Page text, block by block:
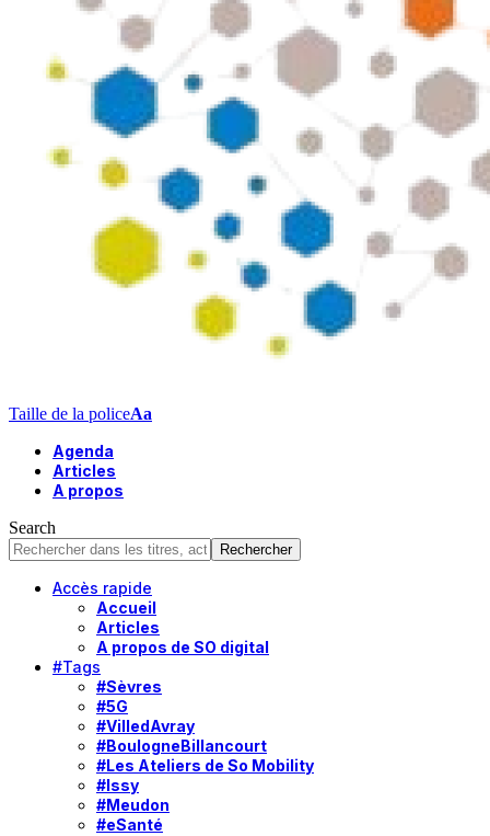
Taille de la policeAa
Agenda
Articles
A propos
Search
Accès rapide
Accueil
Articles
A propos de SO digital
#Tags
#Sèvres
#5G
#VilledAvray
#BoulogneBillancourt
#Les Ateliers de So Mobility
#Issy
#Meudon
#eSanté